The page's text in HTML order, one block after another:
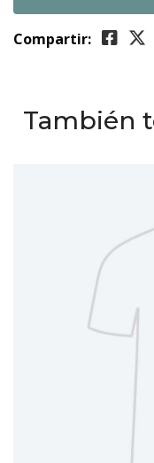
Compartir:
También